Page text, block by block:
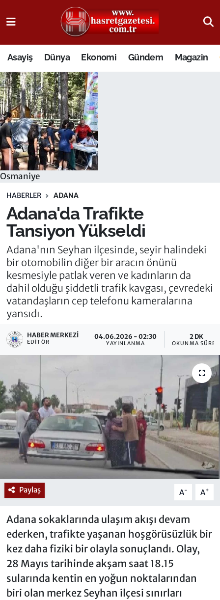
Asayiş Dünya Ekonomi Gündem Magazin
Osmaniye
HABERLER ADANA
Adana'da Trafikte
Tansiyon Yükseldi
Adana'nın Seyhan ilçesinde, seyir halindeki
bir otomobilin diğer bir aracın önünü
kesmesiyle patlak veren ve kadınların da
dahil olduğu şiddetli trafik kavgası, çevredeki
vatandaşların cep telefonu kameralarına
yansıdı.
HABER MERKEZI
EDITÖR
04.06.2026 - 02:30
YAYINLANMA
2 DK
OKUNMA
Paylaş A- A+
Adana sokaklarında ulaşım akışı devam
ederken, trafikte yaşanan hoşgörüsüzlük bir
kez daha fiziki bir olayla sonuçlandı. Olay,
28 Mayıs tarihinde akşam saat 18.15
sularında kentin en yoğun noktalarından
biri olan merkez Seyhan ilçesi sınırları
Osmaniye Nöbetçi Eczaneler
Osmaniye Hava Durumu
Osmaniye Trafik Yoğunluk Haritası
Süper Lig Puan Durumu ve Fikstür
Tüm Manşetler
Son Dakika Haberleri